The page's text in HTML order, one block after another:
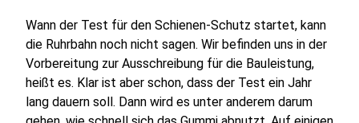
Wann der Test für den Schienen-Schutz startet, kann
die Ruhrbahn noch nicht sagen. Wir befinden uns in der
Vorbereitung zur Ausschreibung für die Bauleistung,
heißt es. Klar ist aber schon, dass der Test ein Jahr
lang dauern soll. Dann wird es unter anderem darum